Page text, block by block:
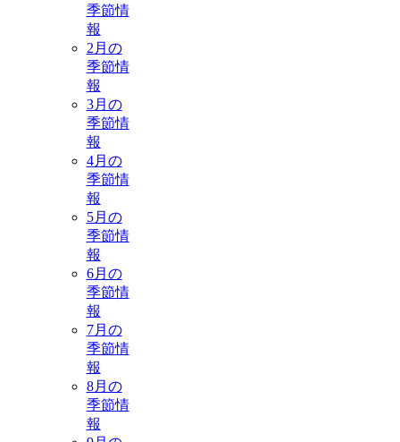
季節情
報
2月の
季節情
報
3月の
季節情
報
4月の
季節情
報
5月の
季節情
報
6月の
季節情
報
7月の
季節情
報
8月の
季節情
報